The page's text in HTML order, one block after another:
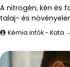
A nitrogén, kén és
talaj- és
Kémia infók - Kata